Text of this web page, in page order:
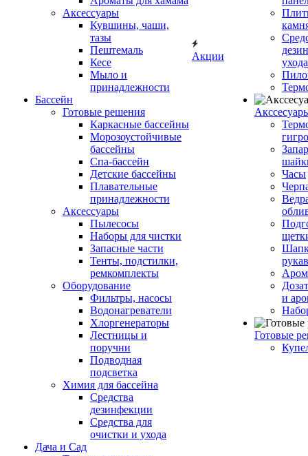
Аксессуары
Кувшины, чаши,
тазы
Пештемаль
Кесе
Мыло и
принадлежности
Бассейн
Готовые решения
Каркасные бассейны
Морозоустойчивые
бассейны
Спа-бассейн
Детские бассейны
Плавательные
принадлежности
Аксессуары
Пылесосы
Наборы для чистки
Запасные части
Тенты, подстилки,
ремкомплекты
Оборудование
Фильтры, насосы
Водонагреватели
Хлоргенераторы
Лестницы и
поручни
Подводная
подсветка
Химия для бассейна
Средства
дезинфекции
Средства для
очистки и ухода
Дача и Сад
Акции
ухода
Часы
и
Готовые